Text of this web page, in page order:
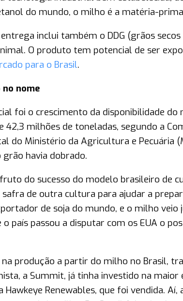
do mundo, o milho é a matéria-
inclui também o DDG (grãos
O produto tem potencial de ser
para o Brasil.
no nome
foi o crescimento da disponibilidade
42,3 milhões de toneladas, segundo a
do Ministério da Agricultura e Pecuária
havia dobrado.
do sucesso do modelo brasileiro de
safra de outra cultura para ajudar a
de soja do mundo, e o milho veio
o país passou a disputar com os EUA o
na produção a partir do milho no Brasil,
a Summit, já tinha investido na
Hawkeye Renewables, que foi vendida.